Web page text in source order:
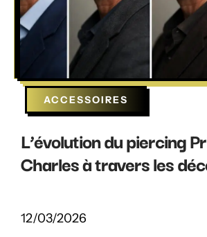
ACCESSOIRES
L’évolution du piercing
Charles à travers les
12/03/2026